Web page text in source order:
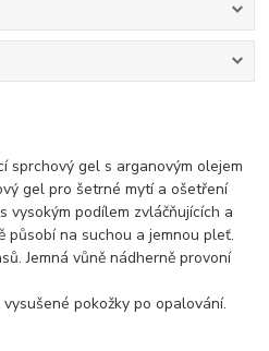
sprchový gel s arganovým olejem
gel pro šetrné mytí a ošetření
vysokým podílem zvláčňujících a
na suchou a jemnou pleť.
Jemná vůně nádherně provoní
pokožky po opalování.